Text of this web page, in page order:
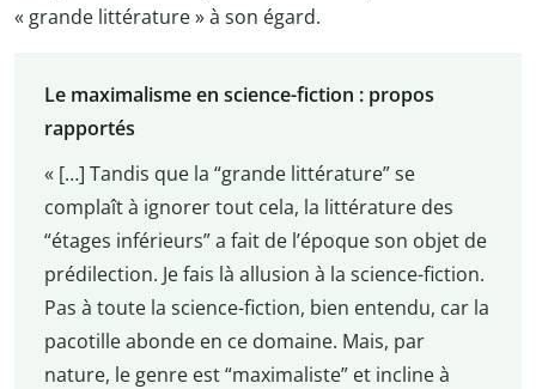
« grande littérature » à son égard.
Le maximalisme en science-fiction : propos
rapportés
« […] Tandis que la “grande littérature” se
complaît à ignorer tout cela, la littérature des
“étages inférieurs” a fait de l’époque son objet de
prédilection. Je fais là allusion à la science-fiction.
Pas à toute la science-fiction, bien entendu, car la
pacotille abonde en ce domaine. Mais, par
nature, le genre est “maximaliste” et incline à